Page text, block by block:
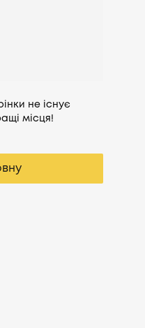
не існує
місця!